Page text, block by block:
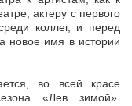
актеру с первого
коллег, и перед
новое имя в истории
во всей красе
«Лев зимой».